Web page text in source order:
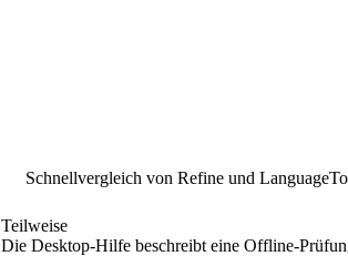
Schnellvergleich von Refine und
Teilweise
Die Desktop-Hilfe beschreibt eine Offline-